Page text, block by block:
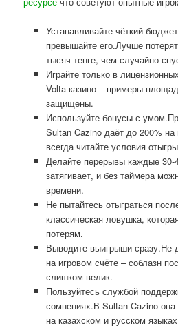
Устанавливайте чёткий
превышайте его.Лучше
тысяч тенге, чем случайно
Играйте только в
Volta казино – примеры
защищены.
Используйте бонусы с
Sultan Cazino даёт до 200% на
всегда читайте условия
Делайте перерывы каждые 30-
затягивает, и без таймера
времени.
Не пытайтесь отыграться
классическая ловушка,
потерям.
Выводите выигрыши сразу.Не
на игровом счёте – соблазн
слишком велик.
Пользуйтесь службой
сомнениях.В Sultan Cazino она
на казахском и русском